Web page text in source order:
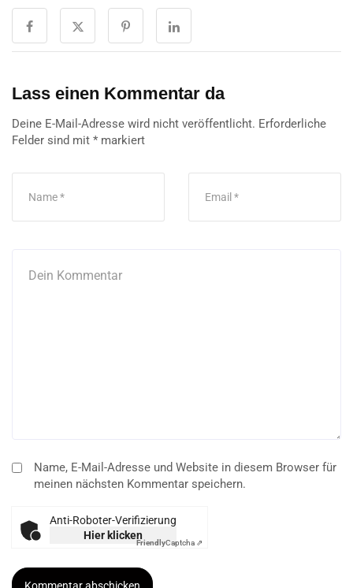
Lass einen Kommentar da
Deine E-Mail-Adresse wird nicht veröffentlicht. Erforderliche
Felder sind mit * markiert
Name, E-Mail-Adresse und Website in diesem Browser für
meinen nächsten Kommentar speichern.
Anti-Roboter-Verifizierung
Hier klicken
FriendlyCaptcha ⇗